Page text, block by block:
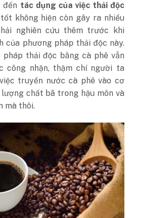
đến tác dụng của việc thải độc
không hiện còn gây ra nhiều
nghiên cứu thêm trước khi
của phương pháp thải độc này.
pháp thải độc bằng cà phê vẫn
công nhận, thậm chí người ta
truyền nước cà phê vào cơ
chất bã trong hậu môn và
mà thôi.